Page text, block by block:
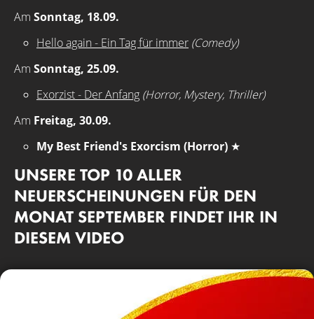
Am Sonntag, 18.09.
Hello again - Ein Tag für immer (Comedy)
Am Sonntag, 25.09.
Exorzist - Der Anfang (Horror, Mystery, Thriller)
Am Freitag, 30.09.
My Best Friend's Exorcism (Horror) ★
UNSERE TOP 10 ALLER
NEUERSCHEINUNGEN FÜR DEN
MONAT SEPTEMBER FINDET IHR IN
DIESEM VIDEO